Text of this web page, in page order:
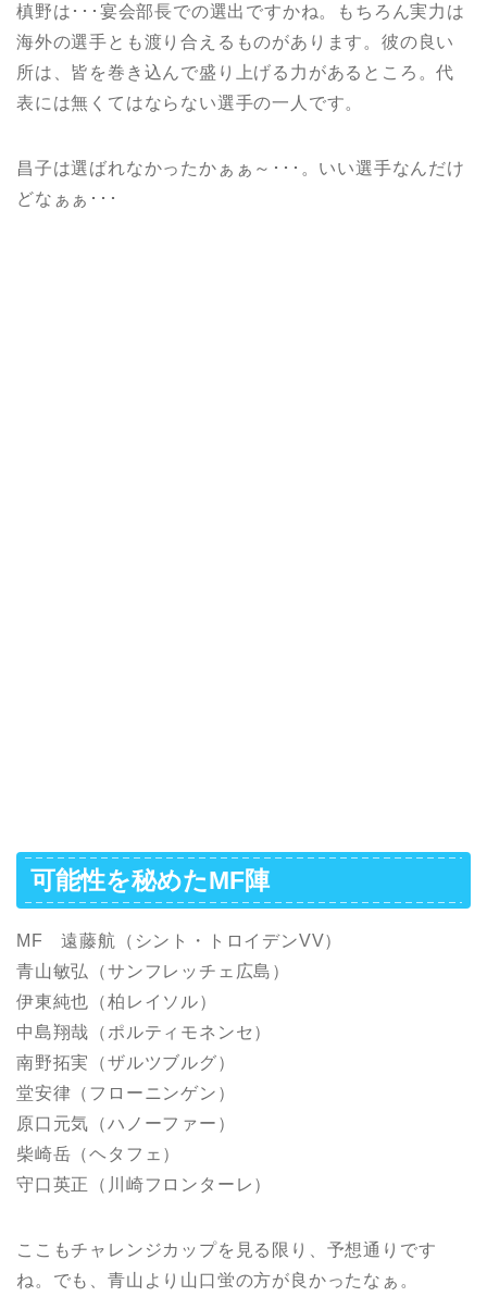
槙野は･･･宴会部長での選出ですかね。もちろん実力は
海外の選手とも渡り合えるものがあります。彼の良い
所は、皆を巻き込んで盛り上げる力があるところ。代
表には無くてはならない選手の一人です。
昌子は選ばれなかったかぁぁ～･･･。いい選手なんだけ
どなぁぁ･･･
可能性を秘めたMF陣
MF 遠藤航（シント・トロイデンVV）
青山敏弘（サンフレッチェ広島）
伊東純也（柏レイソル）
中島翔哉（ポルティモネンセ）
南野拓実（ザルツブルグ）
堂安律（フローニンゲン）
原口元気（ハノーファー）
柴崎岳（ヘタフェ）
守口英正（川崎フロンターレ）
ここもチャレンジカップを見る限り、予想通りです
ね。でも、青山より山口蛍の方が良かったなぁ。